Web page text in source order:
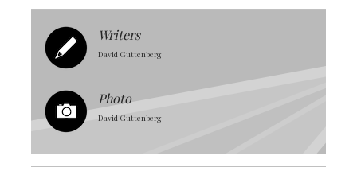
Writers
David Guttenberg
Photo
David Guttenberg